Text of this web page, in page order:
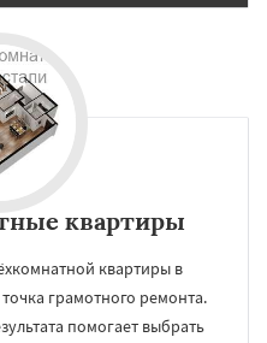
квартиры
квартиры в
грамотного ремонта.
помогает выбрать